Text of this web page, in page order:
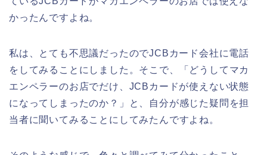
かったんですよね。
私は、とても不思議だったのでJCBカード会社に電話
をしてみることにしました。そこで、「どうしてマカ
エンペラーのお店でだけ、JCBカードが使えない状態
になってしまったのか？」と、自分が感じた疑問を担
当者に聞いてみることにしてみたんですよね。